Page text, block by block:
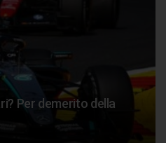
Per demerito della